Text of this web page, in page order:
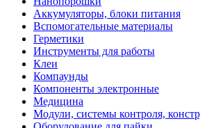
Аккумуляторы, блоки питания
Вспомогательные материалы
Герметики
Инструменты для работы
Клеи
Компаунды
Компоненты электронные
Медицина
Модули, системы контроля,